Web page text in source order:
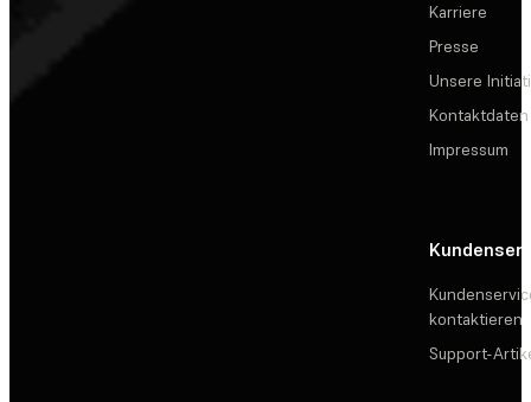
Karriere
Presse
Unsere
Kontaktdaten
Impressum
kontaktieren
Support-